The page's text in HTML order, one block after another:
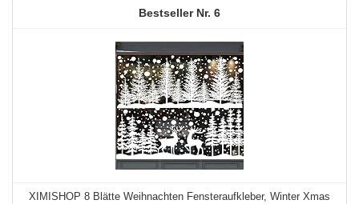
6
XIMISHOP 8 Blätte Weihnachten Fensteraufkleber, Winter Xmas